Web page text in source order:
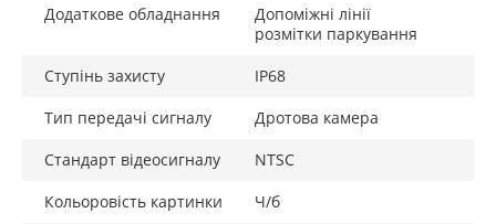
Додаткове обладнання
Допоміжні лінії
розмітки паркування
Ступінь захисту
IP68
Тип передачі сигналу
Дротова камера
Стандарт відеосигналу
NTSC
Кольоровість картинки
Ч/б